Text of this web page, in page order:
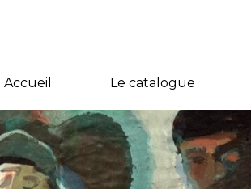
Accueil Le catalogue